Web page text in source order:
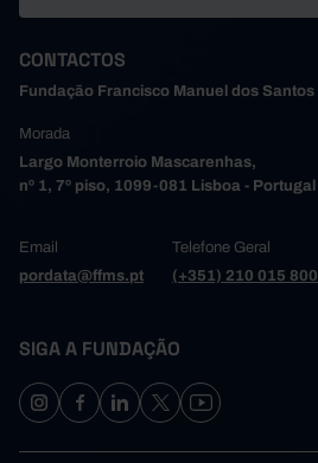
2023
14,7
CONTACTOS
Fundação Francisco Manuel dos Santos
Morada
Largo Monterroio Mascarenhas,
nº 1, 7º piso, 1099-081 Lisboa - Portugal
Email
pordata@ffms.pt
Telefone Geral
(+351) 210 015 800
SIGA A FUNDAÇÃO